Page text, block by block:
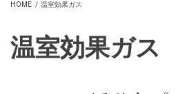
HOME / 温室効果ガス
温室効果ガス